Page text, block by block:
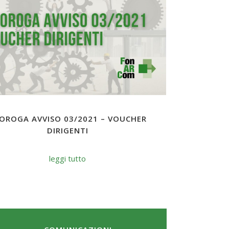
AVVISO 03/2021 – VOUCHER
DIRIGENTI
leggi tutto